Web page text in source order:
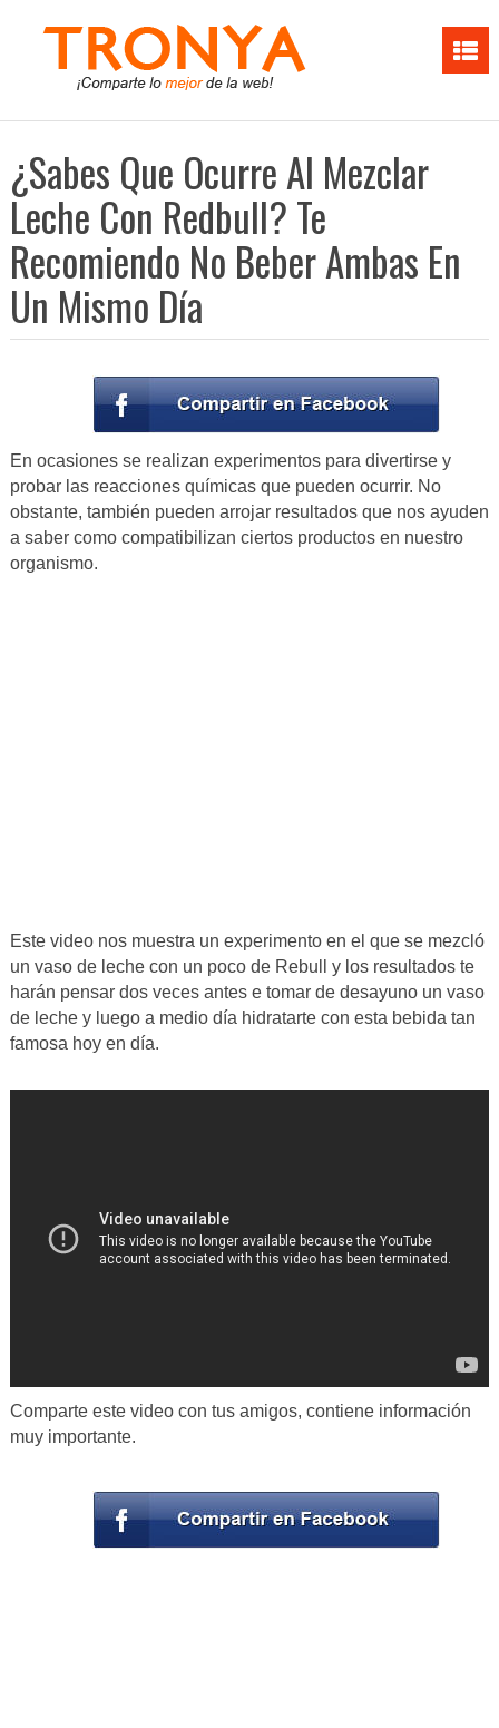
¿Sabes Que Ocurre Al Mezclar
Leche Con Redbull? Te
Recomiendo No Beber Ambas En
Un Mismo Día
En ocasiones se realizan experimentos para divertirse y
probar las reacciones químicas que pueden ocurrir. No
obstante, también pueden arrojar resultados que nos ayuden
a saber como compatibilizan ciertos productos en nuestro
organismo.
Este video nos muestra un experimento en el que se mezcló
un vaso de leche con un poco de Rebull y los resultados te
harán pensar dos veces antes e tomar de desayuno un vaso
de leche y luego a medio día hidratarte con esta bebida tan
famosa hoy en día.
Comparte este video con tus amigos, contiene información
muy importante.